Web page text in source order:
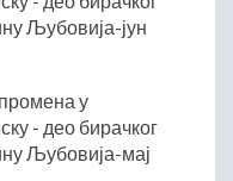
тела
општине
Љубовија-јун
у
- део бирачког
Љубовија-мај